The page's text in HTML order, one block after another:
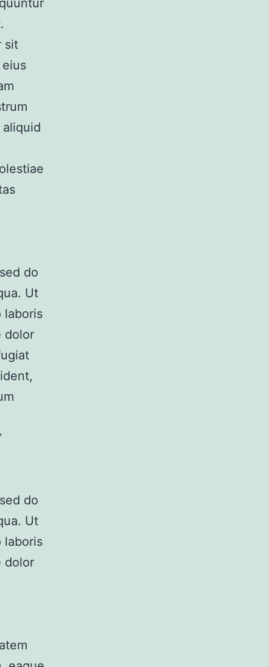
sit
do
Ut
laboris
dolor
do
Ut
laboris
dolor